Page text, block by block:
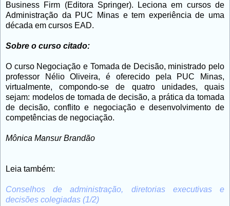
Business Firm (Editora Springer). Leciona em cursos de
Administração da PUC Minas e tem experiência de uma
década em cursos EAD.
Sobre o curso citado:
O curso Negociação e Tomada de Decisão, ministrado pelo
professor Nélio Oliveira, é oferecido pela PUC Minas,
virtualmente, compondo-se de quatro unidades, quais
sejam: modelos de tomada de decisão, a prática da tomada
de decisão, conflito e negociação e desenvolvimento de
competências de negociação.
Mônica Mansur Brandão
Leia também:
Conselhos de administração, diretorias executivas e
decisões colegiadas (1/2)